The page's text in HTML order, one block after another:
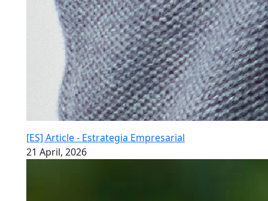
[ES] Article - Estrategia Empresarial
21 April, 2026